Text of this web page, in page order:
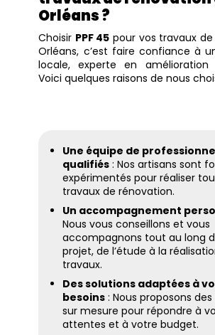
Orléans ?
Choisir PPF 45 pour vos travaux
Orléans, c’est faire confiance à
locale, experte en amélioration
Voici quelques raisons de nous
Une équipe de
qualifiés : Nos artisans sont
expérimentés pour réaliser
travaux de rénovation.
Un accompagnement
Nous vous conseillons et vous
accompagnons tout au long
projet, de l’étude à la
travaux.
Des solutions adaptées à
besoins : Nous proposons
sur mesure pour répondre à
attentes et à votre budget.